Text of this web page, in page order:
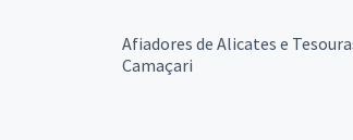
Afiadores de Alicates e
Camaçari